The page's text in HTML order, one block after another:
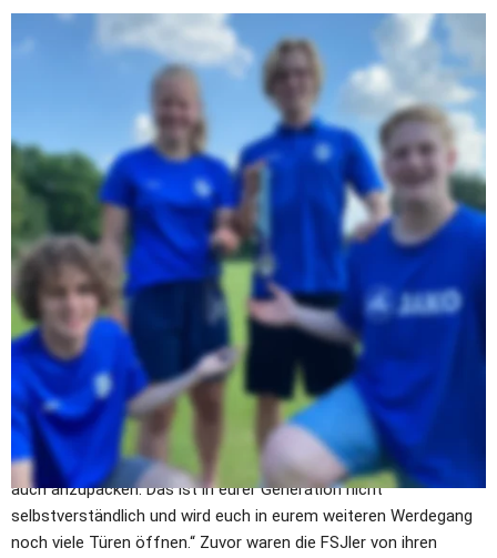
Ben Reis Pires und Max Weigelt
Es hieß wieder einmal schmerzlich Abschied nehmen beim SV
Glehn, denn mit dem 30. Juni 2022 endete das Freiwillige soziale
Jahr (FSJ) im Sport von Jana Lauber und Martin Wehle. Mit einer
kleinen Feierstunde wurden die beiden jungen Erwachsenen nun
aus ihrem Dienst entlassen und die symbolische
Schlüsselübergabe an ihre Nachfolger, die am 1. August ihren
Dienst beginnen, vollzogen.
Für Lauber und Wehle gab es seitens des Vorstandes nur
lobende Worte: „Ihr wart nicht nur fachlich, sondern vor allem
auch menschlich eine riesige Bereicherung für den Verein“, sagte
Geschäftsführerin Andrea Jakob, die die erkrankte
Jugendleiterin Laura Otto vertrat. Und Schatzmeister Dirk
Lindenbeck hob eine besondere Eigenschaft der beiden aktiven
Fußballer hervor: „Ihr habt die Gabe, Arbeit zu ‚sehen‘ und dann
auch anzupacken. Das ist in eurer Generation nicht
selbstverständlich und wird euch in eurem weiteren Werdegang
noch viele Türen öffnen.“ Zuvor waren die FSJler von ihren